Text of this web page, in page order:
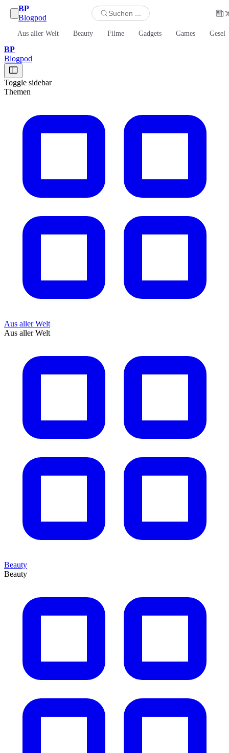
BP
Blogpod
Suchen ...
Aus aller Welt Beauty Filme Gadgets Games
BP
Blogpod
Toggle sidebar
Themen
Aus aller Welt
Aus aller Welt
Beauty
Beauty